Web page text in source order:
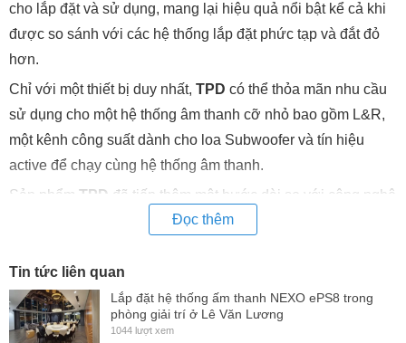
cho lắp đặt và sử dụng, mang lại hiệu quả nổi bật kể cả khi
được so sánh với các hệ thống lắp đặt phức tạp và đắt đỏ
hơn.
Chỉ với một thiết bị duy nhất, TPD có thể thỏa mãn nhu cầu
sử dụng cho một hệ thống âm thanh cỡ nhỏ bao gồm L&R,
một kênh công suất dành cho loa Subwoofer và tín hiệu
active để chạy cùng hệ thống âm thanh.
Sản phẩm TPD đã tiến thêm một bước dài so với công nghệ
thời trước (với D đại diện cho Kỹ thuật số Digital), là sự tổng
Switched-Mode Power Supply; khiến TPD trở nên hiệu quả,
chính xác, dễ dàng sử dụng, và được người sử dụng tuyệt
đối tin dùng.
Đọc thêm
Tin tức liên quan
Lắp đặt hệ thống ấm thanh NEXO ePS8 trong
phòng giải trí ở Lê Văn Lương
1044 lượt xem